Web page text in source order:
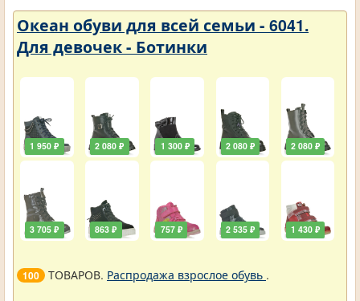
Океан обуви для всей семьи - 6041.
Для девочек - Ботинки
1 950 ₽
3 705 ₽
2 080 ₽
863 ₽
1 300 ₽
757 ₽
2 080 ₽
2 535 ₽
2 080 ₽
1 430 ₽
100 ТОВАРОВ. Распродажа взрослое обувь .